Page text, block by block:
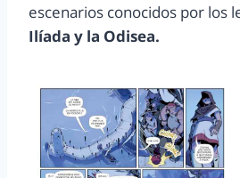
escenarios conocidos por los
Ilíada y la Odisea.